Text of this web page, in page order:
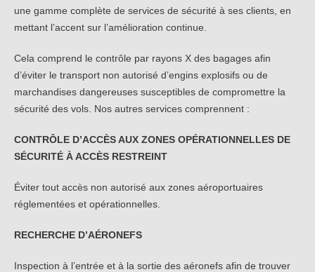
une gamme complète de services de sécurité à ses clients, en
mettant l’accent sur l’amélioration continue.
Cela comprend le contrôle par rayons X des bagages afin
d’éviter le transport non autorisé d’engins explosifs ou de
marchandises dangereuses susceptibles de compromettre la
sécurité des vols. Nos autres services comprennent :
CONTRÔLE D’ACCÈS AUX ZONES OPÉRATIONNELLES DE
SÉCURITÉ À ACCÈS RESTREINT
Éviter tout accès non autorisé aux zones aéroportuaires
réglementées et opérationnelles.
RECHERCHE D’AÉRONEFS
Inspection à l’entrée et à la sortie des aéronefs afin de trouver